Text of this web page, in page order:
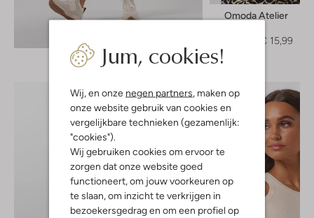
Jum, cookies!
Wij, en onze negen partners, maken op
onze website gebruik van cookies en
vergelijkbare technieken (gezamenlijk:
"cookies").
Wij gebruiken cookies om ervoor te
zorgen dat onze website goed
functioneert, om jouw voorkeuren op
te slaan, om inzicht te verkrijgen in
bezoekersgedrag en om een profiel op
Omoda Atelier
€ 15,99